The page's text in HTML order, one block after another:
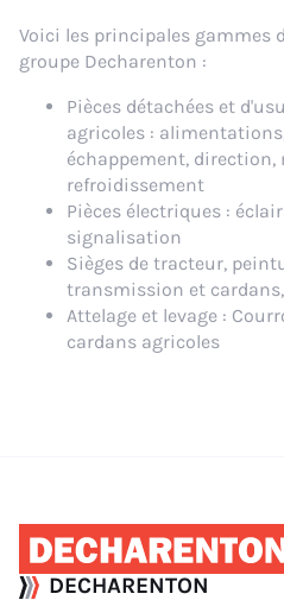
Voici les principales gammes
groupe Decharenton :
Pièces détachées et
agricoles :
échappement, direction,
refroidissement
Pièces électriques :
signalisation
Sièges de tracteur,
transmission et cardans,
Attelage et levage :
cardans agricoles
DECHARENTON